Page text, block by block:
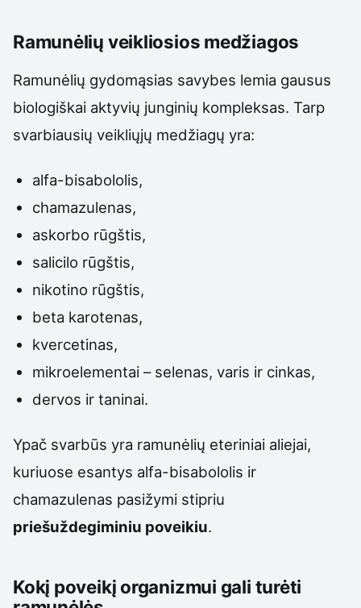
Ramunėlių veikliosios medžiagos
Ramunėlių gydomąsias savybes lemia gausus
biologiškai aktyvių junginių kompleksas. Tarp
svarbiausių veikliųjų medžiagų yra:
alfa-bisabololis,
chamazulenas,
askorbo rūgštis,
salicilo rūgštis,
nikotino rūgštis,
beta karotenas,
kvercetinas,
mikroelementai – selenas, varis ir cinkas,
dervos ir taninai.
Ypač svarbūs yra ramunėlių eteriniai aliejai,
kuriuose esantys alfa-bisabololis ir
chamazulenas pasižymi stipriu
priešuždegiminiu poveikiu.
Kokį poveikį organizmui gali turėti